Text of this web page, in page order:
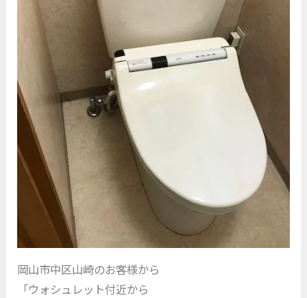
岡山市中区山崎のお客様から
「ウォシュレット付近から